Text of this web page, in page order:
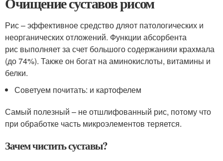
Рис – эффективное средство дляот патологических и
неорганических отложений. Функции абсорбента
рис выполняет за счет большого содержанияи крахмала
(до 74%). Также он богат на аминокислоты, витамины и
белки.
Советуем почитать: и картофелем
Самый полезный – не отшлифованный рис, потому что
при обработке часть микроэлементов теряется.
Зачем чистить суставы?